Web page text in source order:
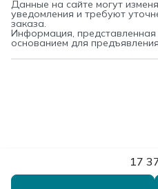
17
Данные на сайте могут
уведомления и требуют
заказа.
Информация,
основанием для